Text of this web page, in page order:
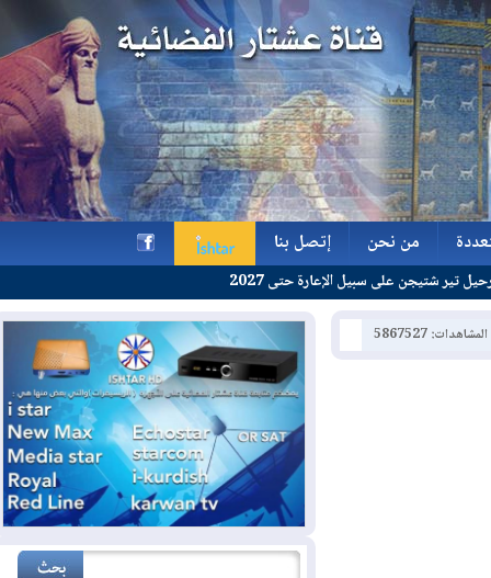
من نحن
من نحن
إتصل بنا
إتصل بناسبيل الإعارة حتى 2027
5867527
h